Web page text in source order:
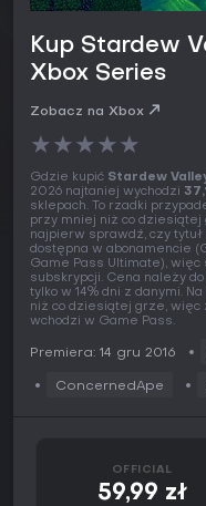
Kup Stardew
Xbox Series
Zobacz na Xbox
★★★★★
Gdzie kupić Stardew
2026 najtaniej wychodzi
sklepach. To rzadki
przy mniej niż co dziesiątej
najpierw sprawdź, czy
dostępna w abonamencie
Game Pass Ultimate),
subskrypcji. Cena należy
tylko w 14% dni z danymi.
niż co dziesiątej grze, więc
wchodzi w Game Pass.
Premiera: 14 gru 2016
ConcernedApe
OFFICIAL
59,99 zł